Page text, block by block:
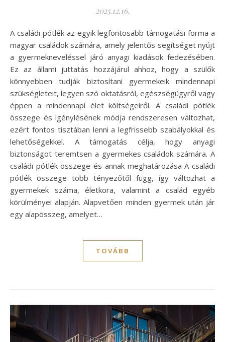
2025.12.16.
A családi pótlék az egyik legfontosabb támogatási forma a
magyar családok számára, amely jelentős segítséget nyújt
a gyermekneveléssel járó anyagi kiadások fedezésében.
Ez az állami juttatás hozzájárul ahhoz, hogy a szülők
könnyebben tudják biztosítani gyermekeik mindennapi
szükségleteit, legyen szó oktatásról, egészségügyről vagy
éppen a mindennapi élet költségeiről. A családi pótlék
összege és igénylésének módja rendszeresen változhat,
ezért fontos tisztában lenni a legfrissebb szabályokkal és
lehetőségekkel. A támogatás célja, hogy anyagi
biztonságot teremtsen a gyermekes családok számára. A
családi pótlék összege és annak meghatározása A családi
pótlék összege több tényezőtől függ, így változhat a
gyermekek száma, életkora, valamint a család egyéb
körülményei alapján. Alapvetően minden gyermek után jár
egy alapösszeg, amelyet…
TOVÁBB